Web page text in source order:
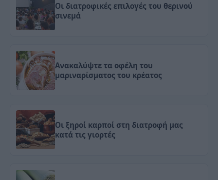
Οι διατροφικές επιλογές του θερινού
σινεμά
Ανακαλύψτε τα οφέλη του
μαριναρίσματος του κρέατος
Οι ξηροί καρποί στη διατροφή μας
κατά τις γιορτές